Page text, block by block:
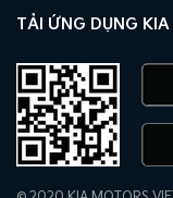
TẢI ỨNG DỤNG